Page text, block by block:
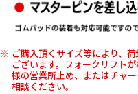
ご購入頂くサイズ等により、
ございます。フォークリフト
様の営業所止め、またはチャ
相談ください。